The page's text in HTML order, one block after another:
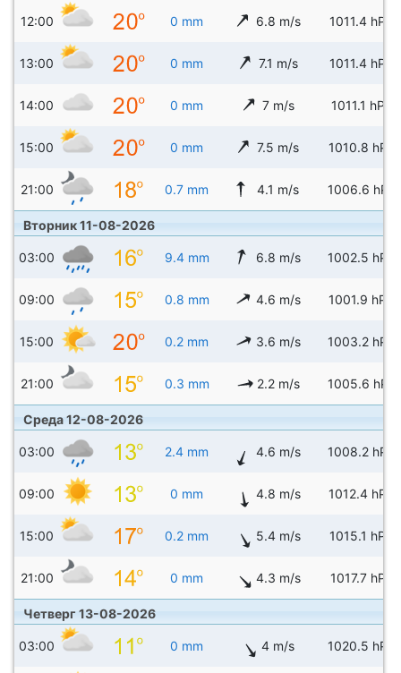
12:00 0 mm 6.8 m/s 1011.4 hPa
13:00 0 mm 7.1 m/s 1011.4 hPa
14:00 0 mm 7 m/s 1011.1 hPa
15:00 0 mm 7.5 m/s 1010.8 hPa
21:00 0.7 mm 4.1 m/s 1006.6 hPa
Вторник 11-08-2026
03:00 9.4 mm 6.8 m/s 1002.5 hPa
09:00 0.8 mm 4.6 m/s 1001.9 hPa
15:00 0.2 mm 3.6 m/s 1003.2 hPa
21:00 0.3 mm 2.2 m/s 1005.6 hPa
Среда 12-08-2026
03:00 2.4 mm 4.6 m/s 1008.2 hPa
09:00 0 mm 4.8 m/s 1012.4 hPa
15:00 0.2 mm 5.4 m/s 1015.1 hPa
21:00 0 mm 4.3 m/s 1017.7 hPa
Четверг 13-08-2026
03:00 0 mm 4 m/s 1020.5 hPa